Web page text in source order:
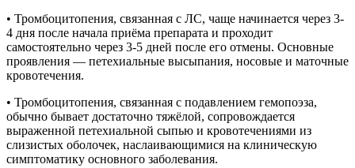
• Тромбоцитопения, связанная с ЛС, чаще начинается через 3-
4 дня после начала приёма препарата и проходит
самостоятельно через 3-5 дней после его отмены. Основные
проявления — петехиальные высыпания, носовые и маточные
кровотечения.
• Тромбоцитопения, связанная с подавлением гемопоэза,
обычно бывает достаточно тяжёлой, сопровождается
выраженной петехиальной сыпью и кровотечениями из
слизистых оболочек, наслаивающимися на клиническую
симптоматику основного заболевания.